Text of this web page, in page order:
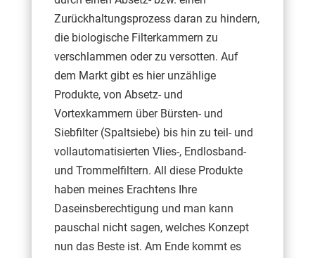
Zurückhaltungsprozess daran zu hindern,
die biologische Filterkammern zu
verschlammen oder zu versotten. Auf
dem Markt gibt es hier unzählige
Produkte, von Absetz- und
Vortexkammern über Bürsten- und
Siebfilter (Spaltsiebe) bis hin zu teil- und
vollautomatisierten Vlies-, Endlosband-
und Trommelfiltern. All diese Produkte
haben meines Erachtens Ihre
Daseinsberechtigung und man kann
pauschal nicht sagen, welches Konzept
nun das Beste ist. Am Ende kommt es